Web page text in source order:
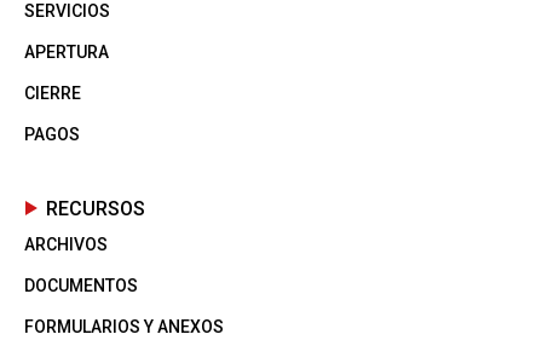
SERVICIOS
APERTURA
CIERRE
PAGOS
RECURSOS
ARCHIVOS
DOCUMENTOS
FORMULARIOS Y ANEXOS